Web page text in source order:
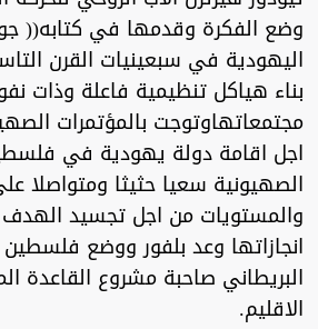
وضع الفكرة وقدمها في كتابه((
اليهودية في سبعينيات القرن
بناء هياكل تنظيمية فاعلة وذات
مجتمعاتهاوتوجت بالمؤتمرات
اجل اقامة دولة يهودية في
الصهيونية سعيا حثيثا ومتواصلا
والمستويات من اجل تجسيد
انجازاتها وعد بلفور ووضع فلسطين
البريطاني صاحبة مشروع القاعدة
الاقليم.